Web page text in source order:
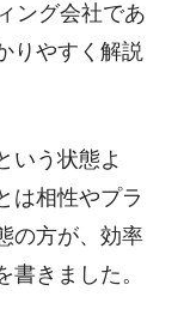
ング会社であ
りやすく解説
いう状態よ
は相性やプラ
の方が、効率
きました。